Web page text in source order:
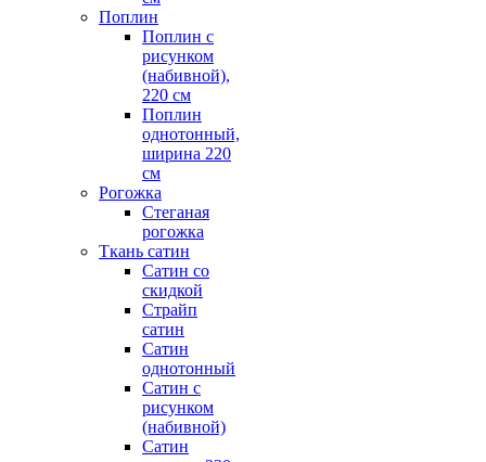
Поплин
Поплин с
рисунком
(набивной),
220 см
Поплин
однотонный,
ширина 220
см
Рогожка
Стеганая
рогожка
Ткань сатин
Сатин со
скидкой
Страйп
сатин
Сатин
однотонный
Сатин с
рисунком
(набивной)
Сатин